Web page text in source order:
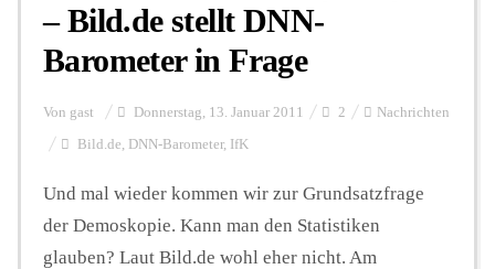
– Bild.de stellt DNN-
Barometer in Frage
Von gast Donnerstag, 13. Januar 2011 2 Nachrichten
Bild.de, DNN-Barometer, IfK
Und mal wieder kommen wir zur Grundsatzfrage
der Demoskopie. Kann man den Statistiken
glauben? Laut Bild.de wohl eher nicht. Am